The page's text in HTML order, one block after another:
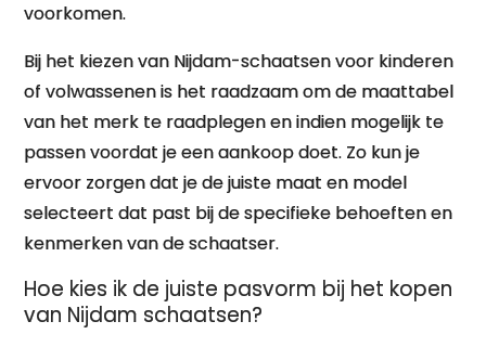
voorkomen.
Bij het kiezen van Nijdam-schaatsen voor kinderen
of volwassenen is het raadzaam om de maattabel
van het merk te raadplegen en indien mogelijk te
passen voordat je een aankoop doet. Zo kun je
ervoor zorgen dat je de juiste maat en model
selecteert dat past bij de specifieke behoeften en
kenmerken van de schaatser.
Hoe kies ik de juiste pasvorm bij het kopen
van Nijdam schaatsen?